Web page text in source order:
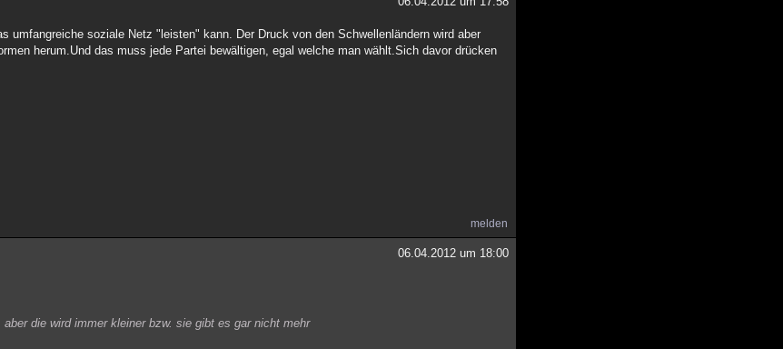
umfangreiche soziale Netz "leisten" kann. Der Druck von den Schwellenländern wird aber
herum.Und das muss jede Partei bewältigen, egal welche man wählt.Sich davor drücken
melden
06.04.2012 um 18:00
die wird immer kleiner bzw. sie gibt es gar nicht mehr